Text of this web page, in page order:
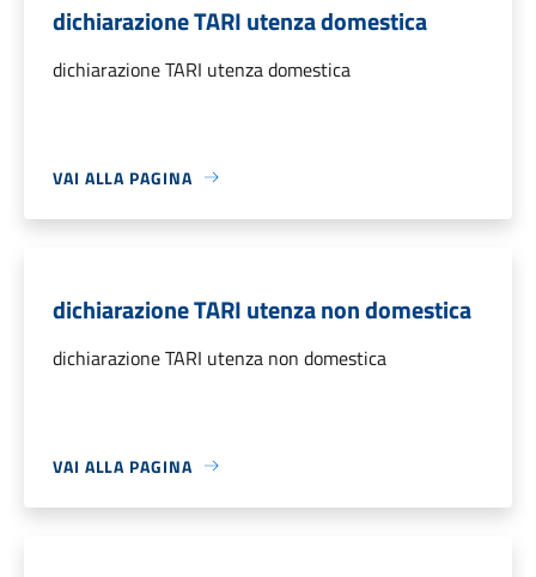
dichiarazione TARI utenza domestica
dichiarazione TARI utenza domestica
VAI ALLA PAGINA
dichiarazione TARI utenza non domestica
dichiarazione TARI utenza non domestica
VAI ALLA PAGINA